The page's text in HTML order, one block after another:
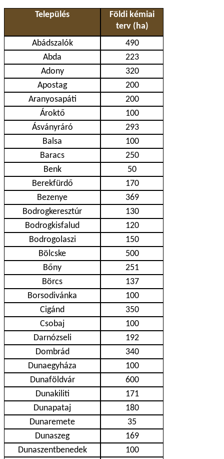
Település
Földi kémiai
terv (ha)
Abádszalók
490
Abda
223
Adony
320
Apostag
200
Aranyosapáti
200
Ároktő
100
Ásványráró
293
Balsa
100
Baracs
250
Benk
50
Berekfürdő
170
Bezenye
369
Bodrogkeresztúr
130
Bodrogkisfalud
120
Bodrogolaszi
150
Bölcske
500
Bőny
251
Börcs
137
Borsodivánka
100
Cigánd
350
Csobaj
100
Darnózseli
192
Dombrád
340
Dunaegyháza
100
Dunaföldvár
600
Dunakiliti
171
Dunapataj
180
Dunaremete
35
Dunaszeg
169
Dunaszentbenedek
100